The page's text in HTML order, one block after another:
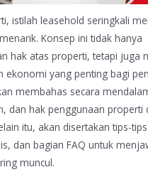
istilah leasehold seringkali
Konsep ini tidak hanya
hak atas properti, tetapi juga
ekonomi yang penting bagi
membahas secara
dan hak penggunaan properti
itu, akan disertakan tips-
dan bagian FAQ untuk
muncul.